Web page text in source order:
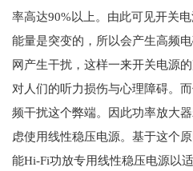
率高达90%以上。由此可见开关
能量是突变的，所以会产生高频
网产生干扰，这样一来开关电源
对人们的听力损伤与心理障碍。
频干扰这个弊端。因此功率放大
虑使用线性稳压电源。基于这个
能Hi-Fi功放专用线性稳压电源以